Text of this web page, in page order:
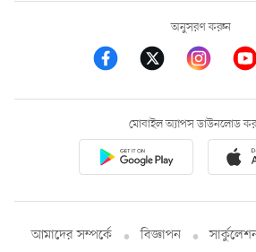
অনুসরণ করুন
মোবাইল অ্যাপস ডাউনলোড
আমাদের সম্পর্কে বিজ্ঞাপন